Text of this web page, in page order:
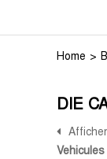
Home
DIE